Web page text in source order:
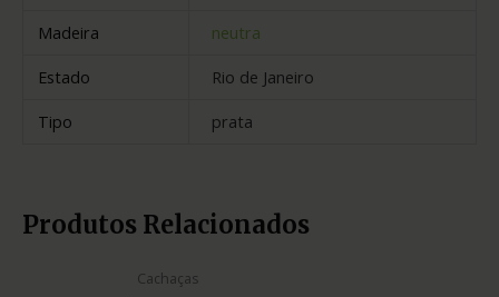
Madeira
neutra
Estado
Rio de Janeiro
Tipo
prata
Produtos Relacionados
Cachaças